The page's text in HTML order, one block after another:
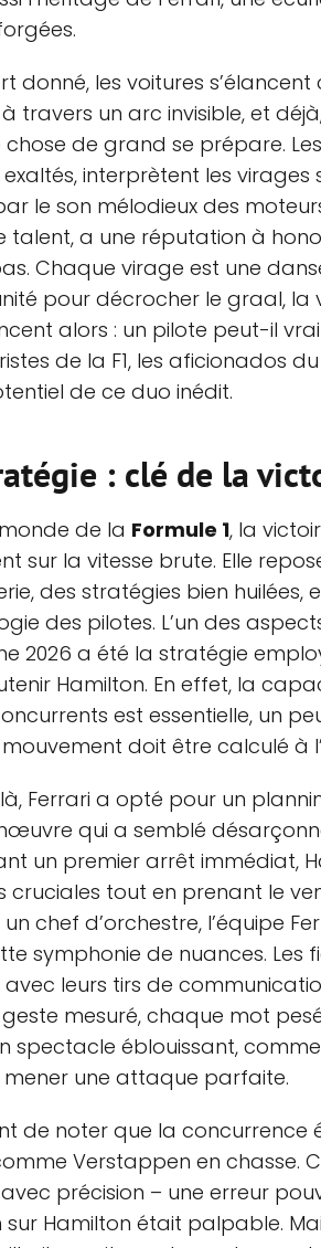
donné, les voitures
travers un arc invisible, et
de grand se prépare.
interprètent les
le son mélodieux des
talent, a une réputation à
Chaque virage est une
pour décrocher le graal, la
alors : un pilote peut-il
de la F1, les aficionados
de ce duo inédit.
: clé de la
de la Formule 1, la
sur la vitesse brute. Elle
des stratégies bien huilées,
des pilotes. L’un des
2026 a été la stratégie
Hamilton. En effet, la
est essentielle, un
doit être calculé à
Ferrari a opté pour un
qui a semblé
un premier arrêt immédiat,
cruciales tout en prenant le
chef d’orchestre, l’équipe
symphonie de nuances. Les
leurs tirs de
mesuré, chaque mot
spectacle éblouissant,
une attaque parfaite.
de noter que la
Verstappen en chasse.
précision – une erreur
sur Hamilton était palpable.